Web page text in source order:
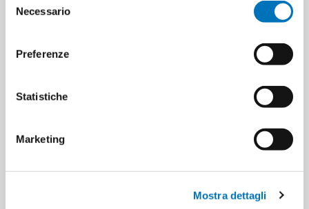
delNecessario
Preferenze
Statistiche
Marketing
Mostra dettagli